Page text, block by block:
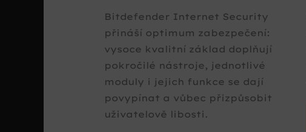
Bitdefender Internet Security
přináší optimum zabezpečení:
vysoce kvalitní základ doplňují
pokročilé nástroje, jednotlivé
moduly i jejich funkce se dají
povypínat a vůbec přizpůsobit
uživatelově libosti.